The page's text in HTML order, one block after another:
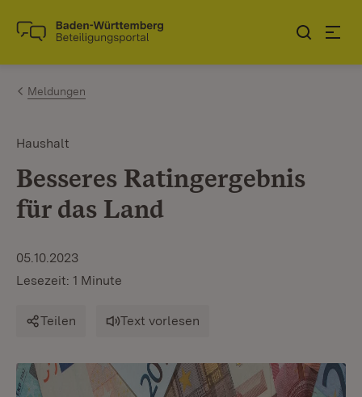
Zum Inhalt springen
Link zur Startseite
Meldungen
Haushalt
Besseres Ratingergebnis
für das Land
05.10.2023
Lesezeit: 1 Minute
Teilen Text vorlesen